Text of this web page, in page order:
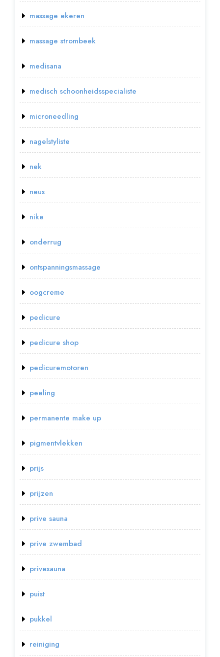
massage ekeren
massage strombeek
medisana
medisch schoonheidsspecialiste
microneedling
nagelstyliste
nek
neus
nike
onderrug
ontspanningsmassage
oogcreme
pedicure
pedicure shop
pedicuremotoren
peeling
permanente make up
pigmentvlekken
prijs
prijzen
prive sauna
prive zwembad
privesauna
puist
pukkel
reiniging